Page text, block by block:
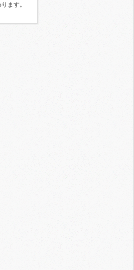
ます。